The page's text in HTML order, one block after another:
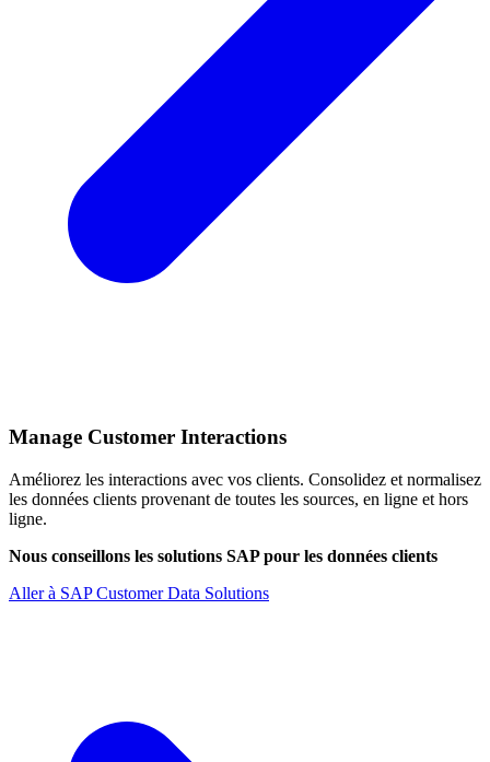
Manage Customer Interactions
Améliorez les interactions avec vos clients. Consolidez et normalisez
les données clients provenant de toutes les sources, en ligne et hors
ligne.
Nous conseillons les solutions SAP pour les données clients
Aller à SAP Customer Data Solutions